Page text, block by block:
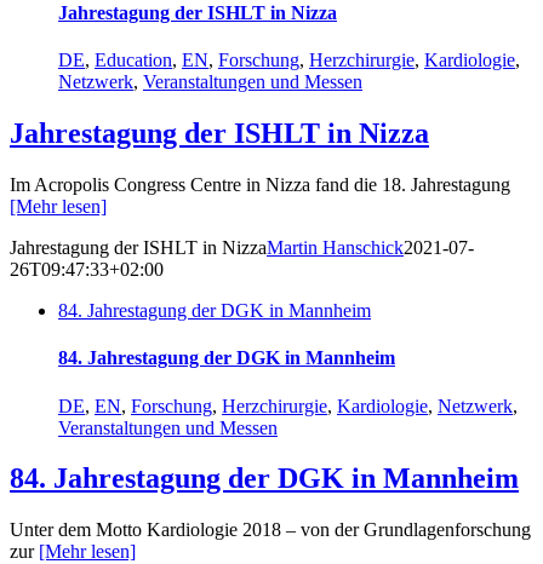
Jahrestagung der ISHLT in Nizza
DE, Education, EN, Forschung, Herzchirurgie, Kardiologie,
Netzwerk, Veranstaltungen und Messen
Jahrestagung der ISHLT in Nizza
Im Acropolis Congress Centre in Nizza fand die 18. Jahrestagung
[Mehr lesen]
Jahrestagung der ISHLT in NizzaMartin Hanschick2021-07-
26T09:47:33+02:00
84. Jahrestagung der DGK in Mannheim
84. Jahrestagung der DGK in Mannheim
DE, EN, Forschung, Herzchirurgie, Kardiologie, Netzwerk,
Veranstaltungen und Messen
84. Jahrestagung der DGK in Mannheim
Unter dem Motto Kardiologie 2018 – von der Grundlagen­forschung
zur [Mehr lesen]